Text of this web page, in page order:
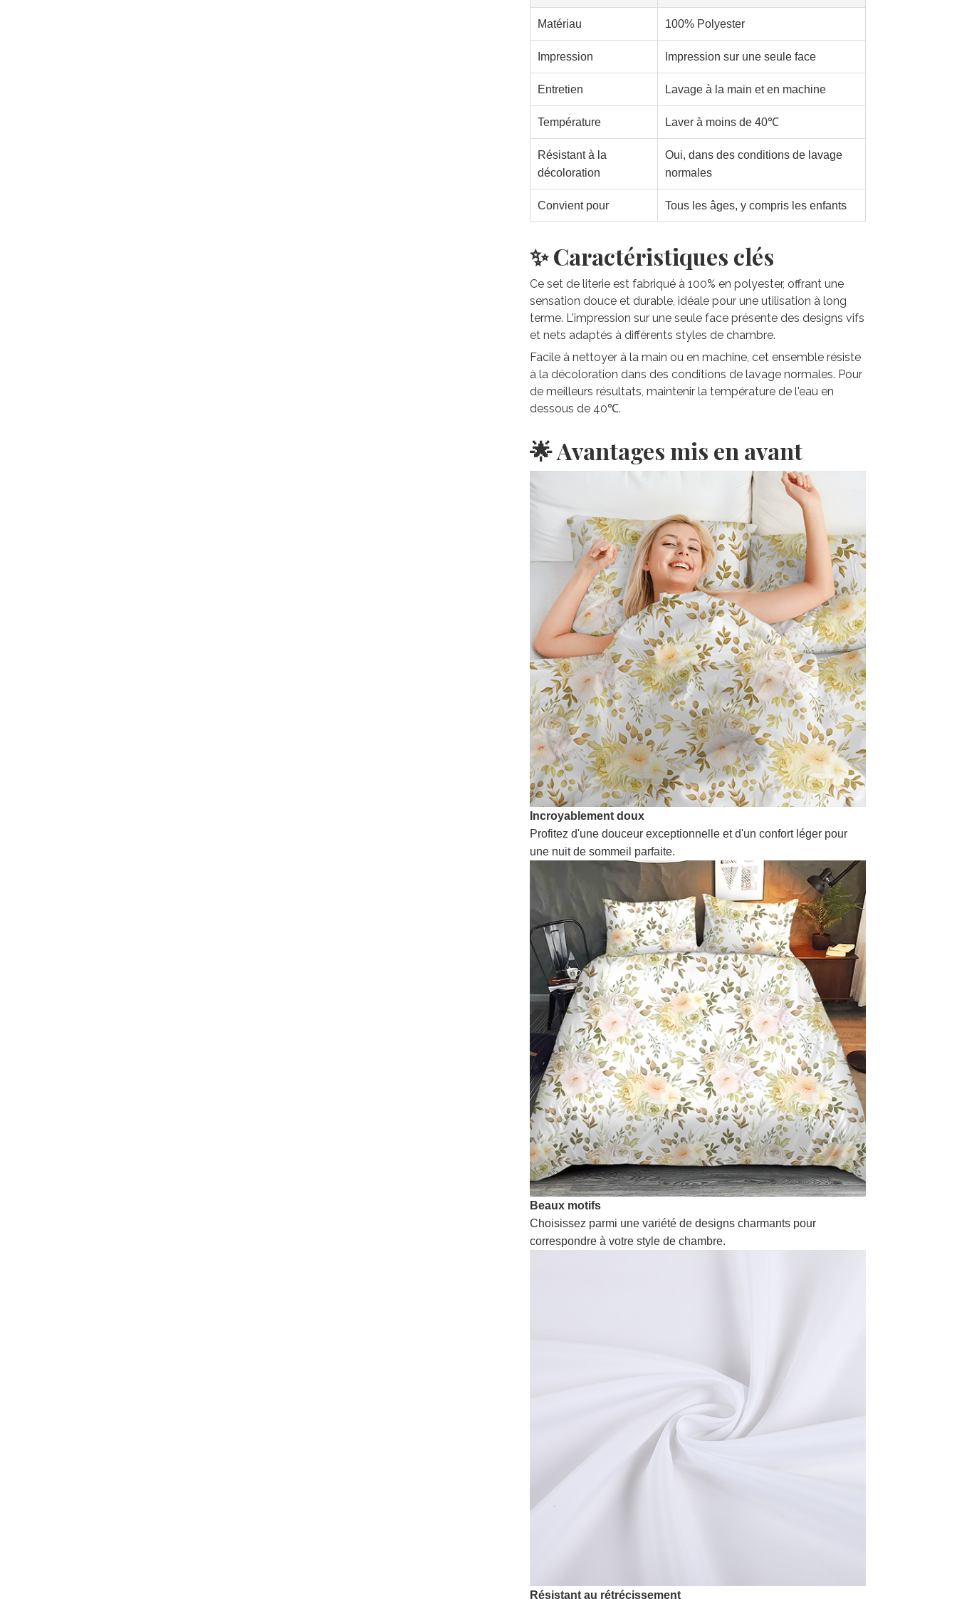
Matériau 100% Polyester
Impression Impression sur une seule face
Entretien Lavage à la main et en machine
Température Laver à moins de 40℃
Résistant à la
décoloration
Oui, dans des conditions de lavage
normales
Convient pour Tous les âges, y compris les enfants
✨ Caractéristiques clés
Ce set de literie est fabriqué à 100% en polyester, offrant une
sensation douce et durable, idéale pour une utilisation à long
terme. L'impression sur une seule face présente des designs vifs
et nets adaptés à différents styles de chambre.
Facile à nettoyer à la main ou en machine, cet ensemble résiste
à la décoloration dans des conditions de lavage normales. Pour
de meilleurs résultats, maintenir la température de l'eau en
dessous de 40℃.
🌟 Avantages mis en avant
Incroyablement doux
Profitez d'une douceur exceptionnelle et d'un confort léger pour
une nuit de sommeil parfaite.
Beaux motifs
Choisissez parmi une variété de designs charmants pour
correspondre à votre style de chambre.
Résistant au rétrécissement